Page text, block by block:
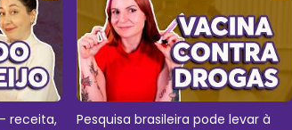
- receita,
Pesquisa brasileira pode levar à